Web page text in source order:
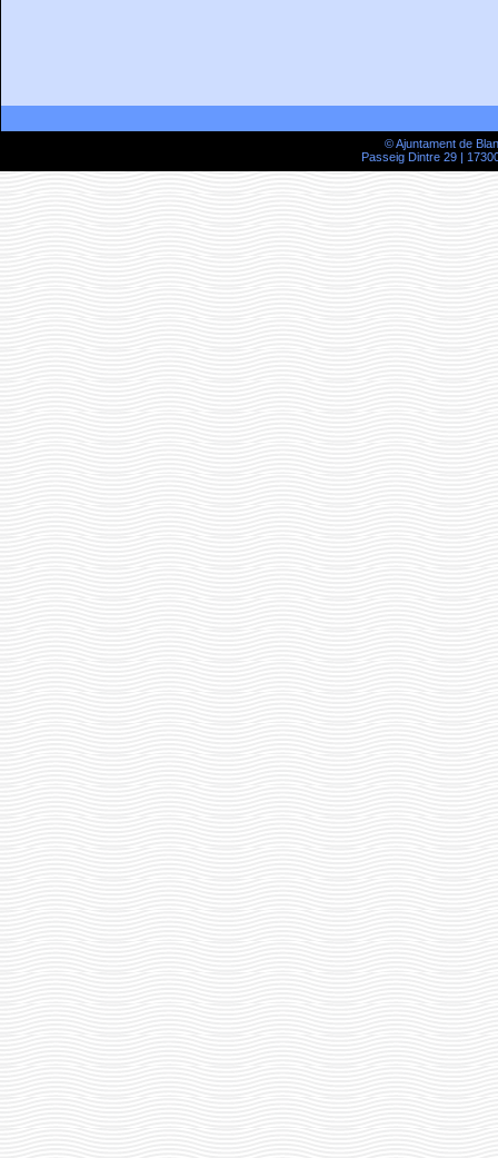
© Ajuntament de
Passeig Dintre 29 |